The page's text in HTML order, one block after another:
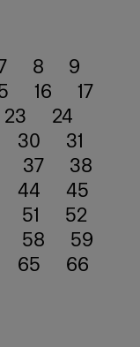
8
9
16
17
23
24
30
31
37
38
44
45
51
52
58
59
65
66